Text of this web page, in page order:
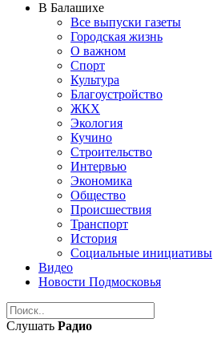
В Балашихе
Все выпуски газеты
Городская жизнь
О важном
Спорт
Культура
Благоустройство
ЖКХ
Экология
Кучино
Строительство
Интервью
Экономика
Общество
Происшествия
Транспорт
История
Социальные инициативы
Видео
Новости Подмосковья
Слушать Радио